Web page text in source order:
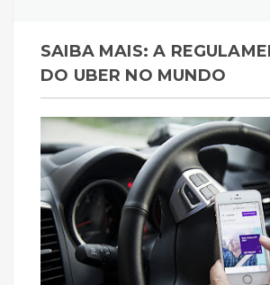
SAIBA MAIS: A
DO UBER NO MUNDO